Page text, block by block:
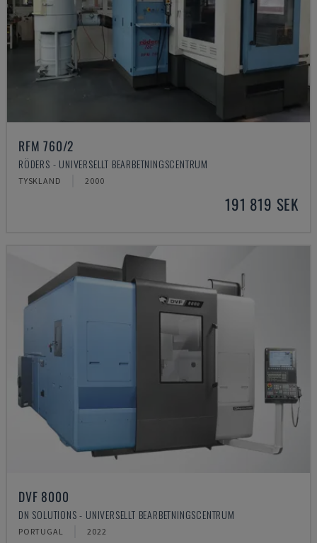
RFM 760/2
RÖDERS - UNIVERSELLT BEARBETNINGSCENTRUM
TYSKLAND 2000
191 819 SEK
DVF 8000
DN SOLUTIONS - UNIVERSELLT BEARBETNINGSCENTRUM
PORTUGAL 2022